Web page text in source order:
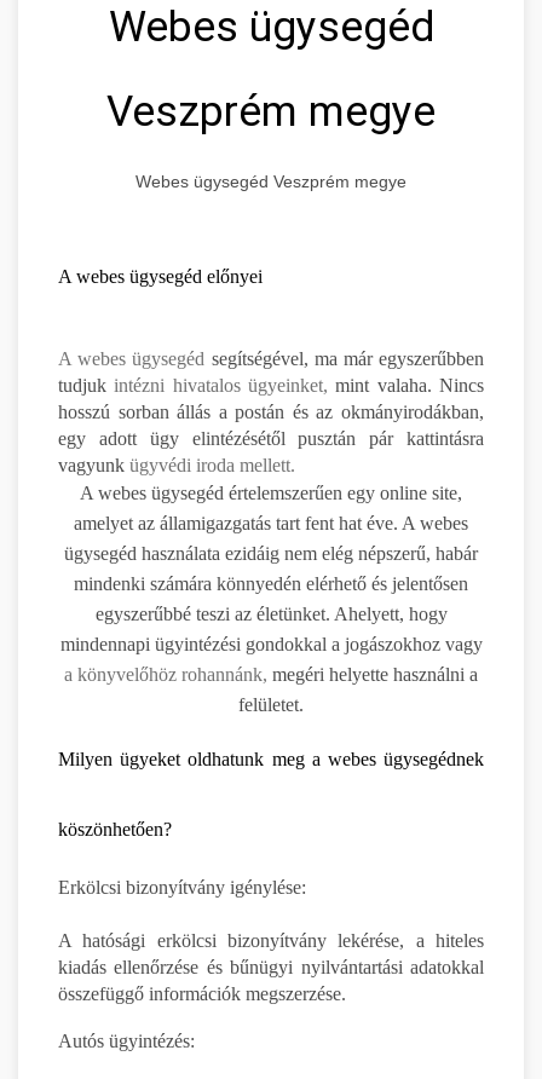
Webes ügysegéd
Veszprém megye
Webes ügysegéd Veszprém megye
A webes ügysegéd előnyei
A webes ügysegéd segítségével, ma már egyszerűbben
tudjuk intézni hivatalos ügyeinket, mint valaha. Nincs
hosszú sorban állás a postán és az okmányirodákban,
egy adott ügy elintézésétől pusztán pár kattintásra
vagyunk ügyvédi iroda mellett.
A webes ügysegéd értelemszerűen egy online site,
amelyet az államigazgatás tart fent hat éve. A webes
ügysegéd használata ezidáig nem elég népszerű, habár
mindenki számára könnyedén elérhető és jelentősen
egyszerűbbé teszi az életünket. Ahelyett, hogy
mindennapi ügyintézési gondokkal a jogászokhoz vagy
a könyvelőhöz rohannánk, megéri helyette használni a
felületet.
Milyen ügyeket oldhatunk meg a webes ügysegédnek
köszönhetően?
Erkölcsi bizonyítvány igénylése:
A hatósági erkölcsi bizonyítvány lekérése, a hiteles
kiadás ellenőrzése és bűnügyi nyilvántartási adatokkal
összefüggő információk megszerzése.
Autós ügyintézés: